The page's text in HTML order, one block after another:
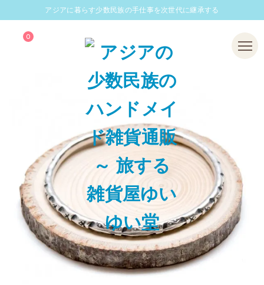
アジアに暮らす少数民族の手仕事を次世代に継承する
0 Menu